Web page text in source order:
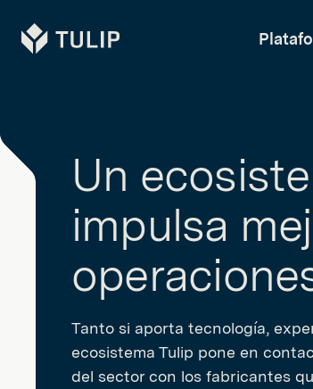
Tulip
Un
impulsa
Tanto si aporta tecnología,
ecosistema Tulip pone en
del sector con los fabricantes